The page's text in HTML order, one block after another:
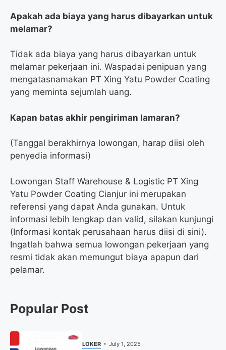
Apakah ada biaya yang harus dibayarkan untuk
melamar?
Tidak ada biaya yang harus dibayarkan untuk
melamar pekerjaan ini. Waspadai penipuan yang
mengatasnamakan PT Xing Yatu Powder Coating
yang meminta sejumlah uang.
Kapan batas akhir pengiriman lamaran?
(Tanggal berakhirnya lowongan, harap diisi oleh
penyedia informasi)
Lowongan Staff Warehouse & Logistic PT Xing
Yatu Powder Coating Cianjur ini merupakan
referensi yang dapat Anda gunakan. Untuk
informasi lebih lengkap dan valid, silakan kunjungi
(Informasi kontak perusahaan harus diisi di sini).
Ingatlah bahwa semua lowongan pekerjaan yang
resmi tidak akan memungut biaya apapun dari
pelamar.
Popular Post
LOKER July 1, 2025